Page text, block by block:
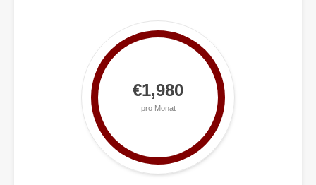
€1,980
pro Monat